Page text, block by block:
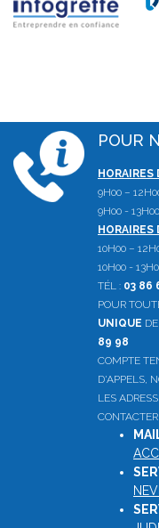
POUR
HORAIRES
9H00 –
9H00 -
10H00 –
10H00 -
TÉL : 03 86
POUR
UNIQUE
89 98
COMPTE
D'APPELS,
LES
CONTACTER